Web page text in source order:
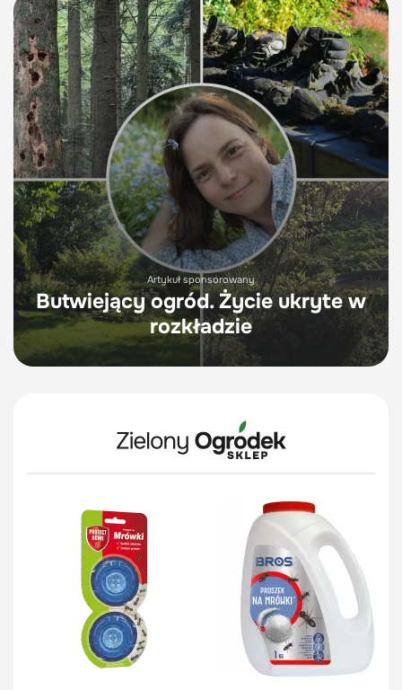
Artykuł sponsorowany
Butwiejący ogród. Życie ukryte w
rozkładzie